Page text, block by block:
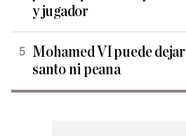
y jugador
Mohamed VI puede
santo ni peana